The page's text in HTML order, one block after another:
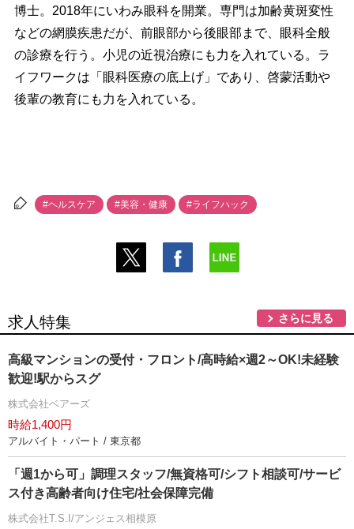
博士。2018年にいわみ眼科を開業。専門は加齢黄斑変性
などの網膜疾患だが、前眼部から後眼部まで、眼科全般
の診療を行う。小児の近視治療にも力を入れている。ラ
イフワークは「眼科医療の底上げ」であり、啓蒙活動
後輩の教育にも力を入れている。
#ヘルスケア #美容・健康 #ライフハック
求人特集 さらに見る
高級マンションの受付・フロント/高時給×週2～OK!未経験
歓迎!駅からスグ
株式会社ベアーズ
時給1,400円
アルバイト・パート / 東京都
「週1から可」調理スタッフ/無資格可/シフト相談可/サービ
ス付き高齢者向け住宅/社会保障完備
株式会社T.S.I/アンジェス相模原